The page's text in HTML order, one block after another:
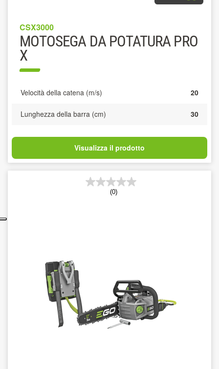
CSX3000
MOTOSEGA DA POTATURA PRO
X
Velocità della catena (m/s) 20
Lunghezza della barra (cm) 30
Visualizza il prodotto
(0)